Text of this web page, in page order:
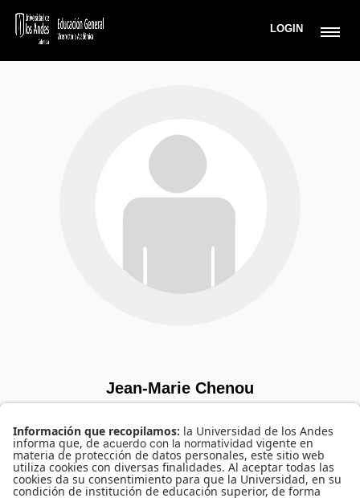
LOGIN
Jean-Marie Chenou